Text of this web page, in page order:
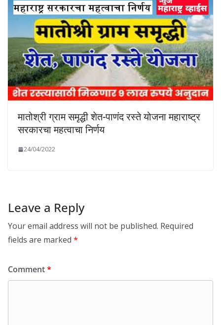
मातोश्री ग्राम समृद्धी शेत-पाणंद रस्ते योजना महाराष्ट्र
सरकारचा महत्वाचा निर्णय
24/04/2022
Leave a Reply
Your email address will not be published. Required
fields are marked *
Comment*